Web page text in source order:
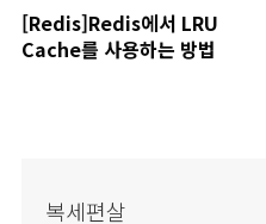
[Redis]Redis에서 LRU
Cache를 사용하는 방법
복세편살